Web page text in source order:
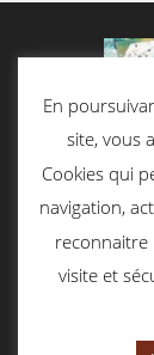
En
site, vous
Cookies qui
navigation,
reconnaitre
visite et